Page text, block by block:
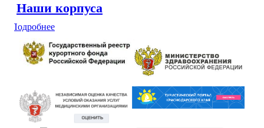
Наши корпуса
Подробнее